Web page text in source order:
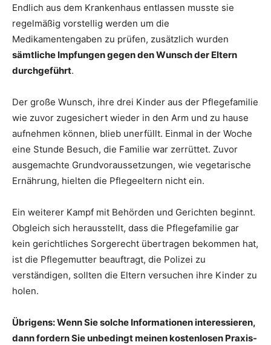
Endlich aus dem Krankenhaus entlassen musste sie
regelmäßig vorstellig werden um die
Medikamentengaben zu prüfen, zusätzlich wurden
sämtliche Impfungen gegen den Wunsch der Eltern
durchgeführt.
Der große Wunsch, ihre drei Kinder aus der Pflegefamilie
wie zuvor zugesichert wieder in den Arm und zu hause
aufnehmen können, blieb unerfüllt. Einmal in der Woche
eine Stunde Besuch, die Familie war zerrüttet. Zuvor
ausgemachte Grundvoraussetzungen, wie vegetarische
Ernährung, hielten die Pflegeeltern nicht ein.
Ein weiterer Kampf mit Behörden und Gerichten beginnt.
Obgleich sich herausstellt, dass die Pflegefamilie gar
kein gerichtliches Sorgerecht übertragen bekommen hat,
ist die Pflegemutter beauftragt, die Polizei zu
verständigen, sollten die Eltern versuchen ihre Kinder zu
holen.
Übrigens: Wenn Sie solche Informationen interessieren,
dann fordern Sie unbedingt meinen kostenlosen Praxis-